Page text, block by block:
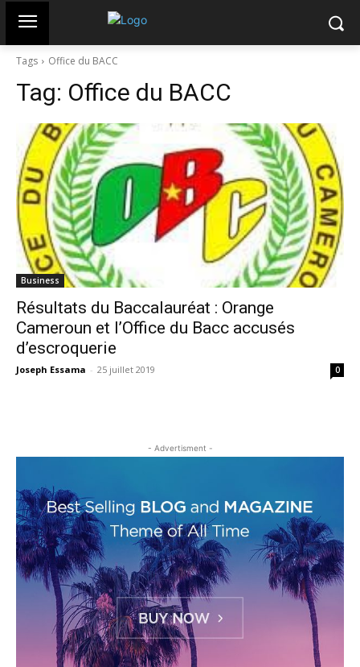
Tags Office du BACC
Tag: Office du BACC
Business
Résultats du Baccalauréat : Orange
Cameroun et l’Office du Bacc accusés
d’escroquerie
Joseph Essama - 25 juillet 2019 0
- Advertisment -